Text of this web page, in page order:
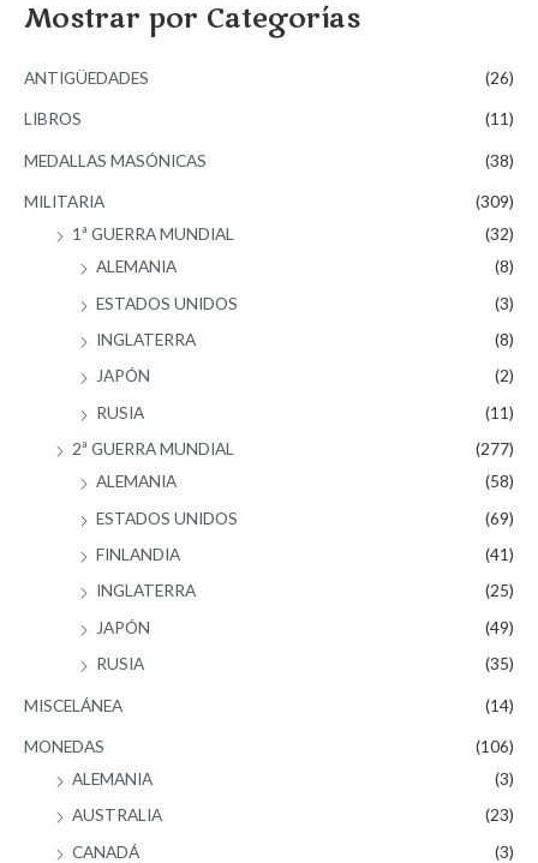
r
h
f
:
Mostrar por Categorías
ANTIGÜEDADES (26)
LIBROS (11)
MEDALLAS MASÓNICAS (38)
MILITARIA
(309)
1ª GUERRA MUNDIAL
(32)
ALEMANIA
(8)
ESTADOS UNIDOS
(3)
INGLATERRA
(8)
JAPÓN
(2)
RUSIA
(11)
2ª GUERRA MUNDIAL
(277)
ALEMANIA
(58)
ESTADOS UNIDOS
(69)
FINLANDIA
(41)
INGLATERRA
(25)
JAPÓN
(49)
RUSIA
(35)
MISCELÁNEA (14)
MONEDAS
(106)
ALEMANIA
(3)
AUSTRALIA
(23)
CANADÁ
(3)